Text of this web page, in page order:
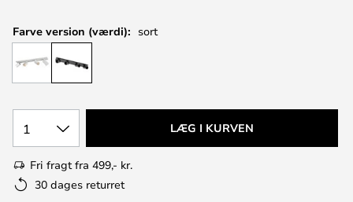
Farve version (værdi): sort
1 LÆG I KURVEN
Fri fragt fra 499,- kr.
30 dages returret